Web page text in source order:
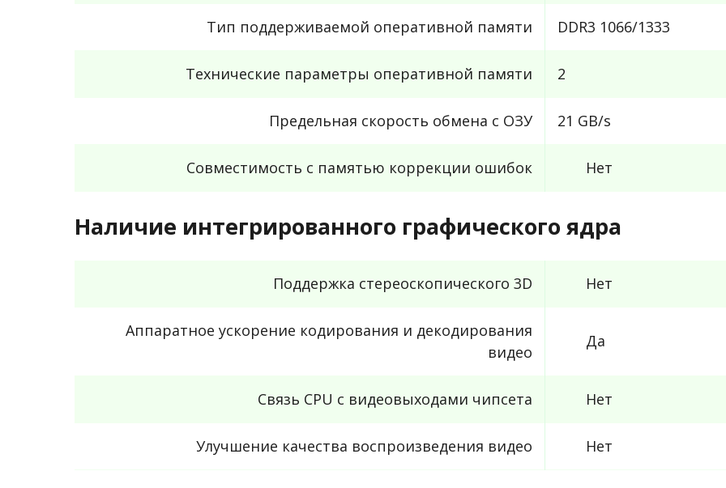
Тип поддерживаемой оперативной памяти DDR3 1066/1333
Технические параметры оперативной памяти 2
Предельная скорость обмена с ОЗУ 21 GB/s
Совместимость с памятью коррекции ошибок Нет
Наличие интегрированного графического ядра
Поддержка стереоскопического 3D Нет
Аппаратное ускорение кодирования и декодирования
видео
Да
Связь CPU с видеовыходами чипсета Нет
Улучшение качества воспроизведения видео Нет